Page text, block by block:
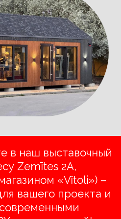
в наш выставочный
Zemītes 2A,
«Vītoli») –
вашего проекта и